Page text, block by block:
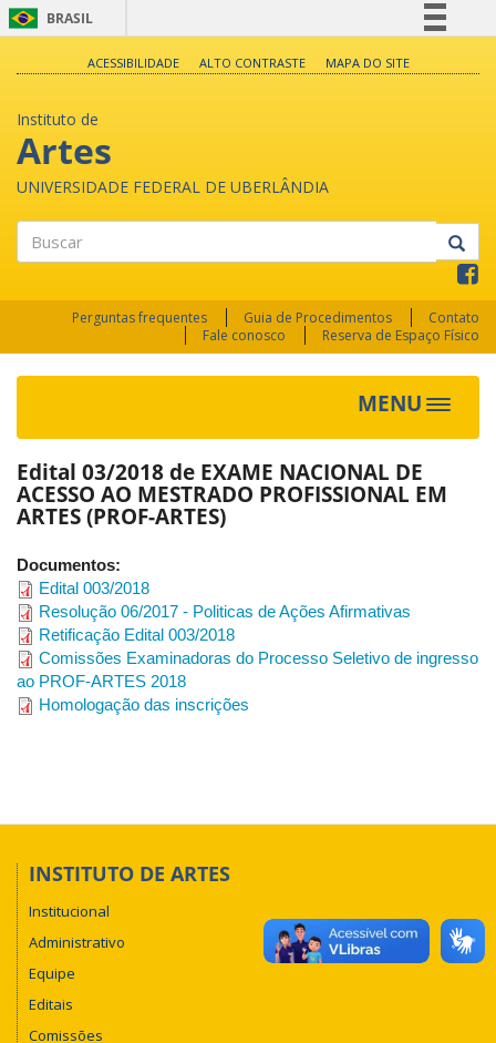
BRASIL
Legislação
Canais
ACESSIBILIDADE ALTO CONTRASTE MAPA DO SITE
Instituto de
Artes
UNIVERSIDADE FEDERAL DE UBERLÂNDIA
Perguntas frequentes Guia de Procedimentos
Contato
Fale conosco
Reserva de Espaço Físico
MENU
Toggle
Edital 03/2018 de EXAME NACIONAL DE
ACESSO AO MESTRADO PROFISSIONAL EM
ARTES (PROF-ARTES)
Documentos:
Edital 003/2018
Resolução 06/2017 - Politicas de Ações Afirmativas
Retificação Edital 003/2018
Comissões Examinadoras do Processo Seletivo de ingresso
ao PROF-ARTES 2018
Homologação das inscrições
INSTITUTO DE ARTES
Institucional
Administrativo
Equipe
Editais
Comissões